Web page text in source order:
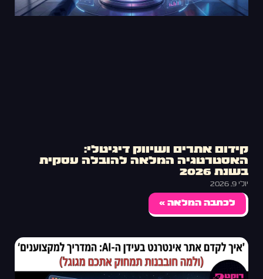
קידום אתרים ושיווק דיגיטלי:
האסטרטגיה המלאה להובלה עסקית
בשנת 2026
יולי 9, 2026
לכתבה המלאה »